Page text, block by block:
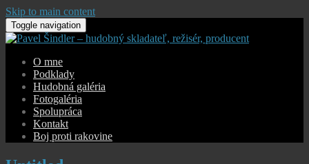
Skip to main content
Toggle navigation
O mne
Podklady
Hudobná galéria
Fotogaléria
Spolupráca
Kontakt
Boj proti rakovine